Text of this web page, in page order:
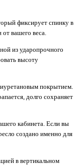
фиксирует спинку в
вашего веса.
из ударопрочного
высоту
покрытием.
долго сохраняет
кабинета. Если вы
создано именно для
в вертикальном